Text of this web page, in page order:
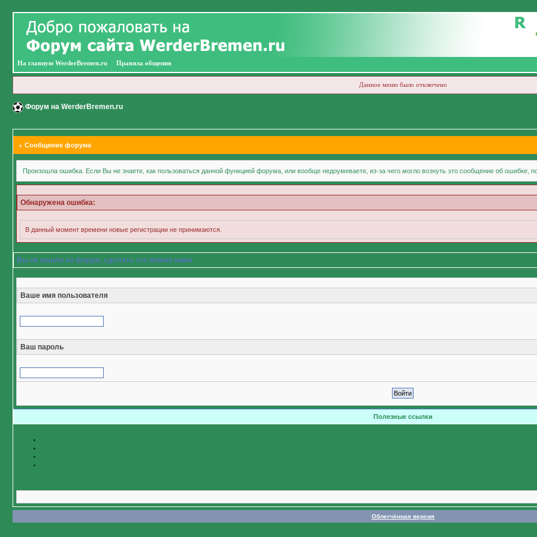
На главную WerderBremen.ru Правила общения
Данное меню было отключено
Форум на WerderBremen.ru
Сообщение форума
Произошла ошибка. Если Вы не знаете, как пользоваться данной функцией форума, или вообще недоумеваете, из-за чего могло вознуть это сообщение об ошибке,
Обнаружена ошибка:
В данный момент времени новые регистрации не принимаются.
Вы не вошли на форум, сделать это можно ниже
Ваше имя пользователя
Ваш пароль
Полезные ссылки
Облегчённая версия